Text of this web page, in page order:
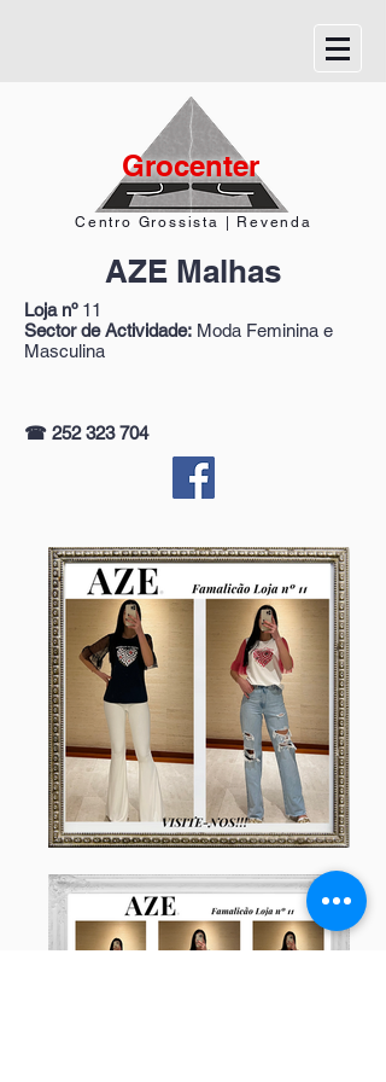
Grocenter
Centro Grossista | Revenda
AZE Malhas
Loja nº11
Sector de Actividade: Moda Feminina e
Masculina
☎ 252 323 704